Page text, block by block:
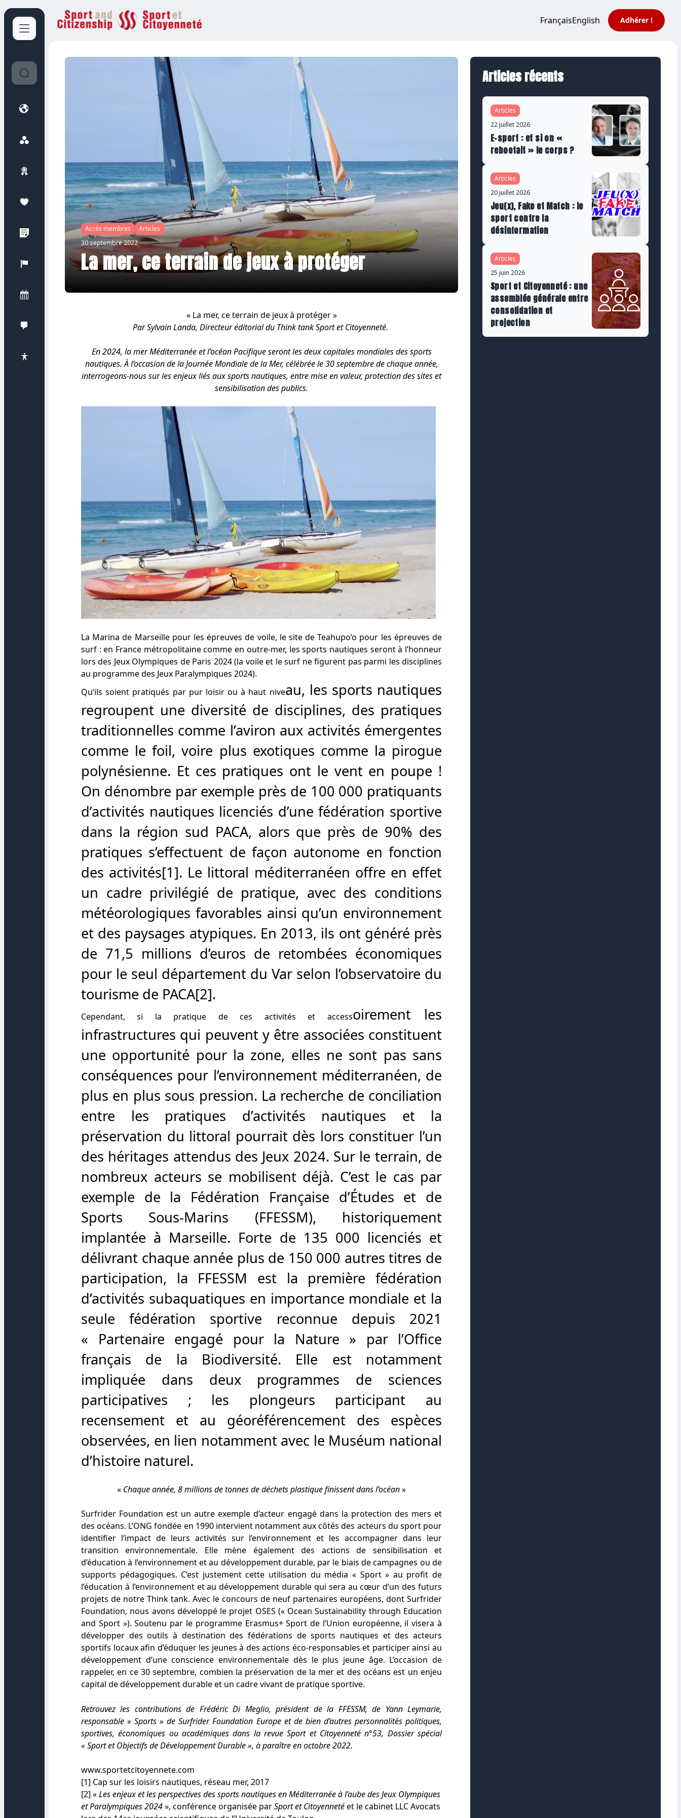
Sport et Citoyenneté FrançaisEnglish Adhérer !
Accès membres
Articles
30 septembre 2022
La mer, ce terrain de jeux à protéger
« La mer, ce terrain de jeux à protéger »
Par Sylvain Landa, Directeur éditorial du Think tank Sport et Citoyenneté.
En 2024, la mer Méditerranée et l’océan Pacifique seront les deux capitales mondiales des sports
nautiques. À l’occasion de la Journée Mondiale de la Mer, célébrée le 30 septembre de chaque année,
interrogeons-nous sur les enjeux liés aux sports nautiques, entre mise en valeur, protection des sites et
sensibilisation des publics.
La Marina de Marseille pour les épreuves de voile, le site de Teahupo’o pour les épreuves de
surf : en France métropolitaine comme en outre-mer, les sports nautiques seront à l’honneur
lors des Jeux Olympiques de Paris 2024 (la voile et le surf ne figurent pas parmi les disciplines
au programme des Jeux Paralympiques 2024).
Qu’ils soient pratiqués par pur loisir ou à haut niveau, les sports nautiques
regroupent une diversité de disciplines, des pratiques
traditionnelles comme l’aviron aux activités émergentes
comme le foil, voire plus exotiques comme la pirogue
polynésienne. Et ces pratiques ont le vent en poupe !
On dénombre par exemple près de 100 000 pratiquants
d’activités nautiques licenciés d’une fédération sportive
dans la région sud PACA, alors que près de 90% des
pratiques s’effectuent de façon autonome en fonction
des activités[1]. Le littoral méditerranéen offre en effet
un cadre privilégié de pratique, avec des conditions
météorologiques favorables ainsi qu’un environnement
et des paysages atypiques. En 2013, ils ont généré près
de 71,5 millions d’euros de retombées économiques
pour le seul département du Var selon l’observatoire du
tourisme de PACA[2].
Cependant, si la pratique de ces activités et accessoirement les
infrastructures qui peuvent y être associées constituent
une opportunité pour la zone, elles ne sont pas sans
conséquences pour l’environnement méditerranéen, de
plus en plus sous pression. La recherche de conciliation
entre les pratiques d’activités nautiques et la
préservation du littoral pourrait dès lors constituer l’un
des héritages attendus des Jeux 2024. Sur le terrain, de
nombreux acteurs se mobilisent déjà. C’est le cas par
exemple de la Fédération Française d’Études et de
Sports Sous-Marins (FFESSM), historiquement
implantée à Marseille. Forte de 135 000 licenciés et
délivrant chaque année plus de 150 000 autres titres de
participation, la FFESSM est la première fédération
d’activités subaquatiques en importance mondiale et la
seule fédération sportive reconnue depuis 2021
« Partenaire engagé pour la Nature » par l’Office
français de la Biodiversité. Elle est notamment
impliquée dans deux programmes de sciences
participatives ; les plongeurs participant au
recensement et au géoréférencement des espèces
observées, en lien notamment avec le Muséum national
d’histoire naturel.
« Chaque année, 8 millions de tonnes de déchets plastique finissent dans l’océan»
Surfrider Foundation est un autre exemple d’acteur engagé dans la protection des mers et
des océans. L’ONG fondée en 1990 intervient notamment aux côtés des acteurs du sport pour
identifier l’impact de leurs activités sur l’environnement et les accompagner dans leur
transition environnementale. Elle mène également des actions de sensibilisation et
d’éducation à l’environnement et au développement durable, par le biais de campagnes ou de
supports pédagogiques. C’est justement cette utilisation du média « Sport » au profit de
l’éducation à l’environnement et au développement durable qui sera au cœur d’un des futurs
projets de notre Think tank. Avec le concours de neuf partenaires européens, dont Surfrider
Foundation, nous avons développé le projet OSES (« Ocean Sustainability through Education
and Sport »). Soutenu par le programme Erasmus+ Sport de l’Union européenne, il visera à
développer des outils à destination des fédérations de sports nautiques et des acteurs
sportifs locaux afin d’éduquer les jeunes à des actions éco-responsables et participer ainsi au
développement d’une conscience environnementale dès le plus jeune âge. L’occasion de
rappeler, en ce 30 septembre, combien la préservation de la mer et des océans est un enjeu
capital de développement durable et un cadre vivant de pratique sportive.
Retrouvez les contributions de Frédéric Di Meglio, président de la FFESSM, de Yann Leymarie,
responsable « Sports » de Surfrider Foundation Europe et de bien d’autres personnalités politiques,
sportives, économiques ou académiques dans la revue Sport et Citoyenneté n°53, Dossier spécial
« Sport et Objectifs de Développement Durable », à paraître en octobre 2022.
www.sportetcitoyennete.com
[1] Cap sur les loisirs nautiques, réseau mer, 2017
[2] «Les enjeux et les perspectives des sports nautiques en Méditerranée à l’aube des Jeux Olympiques
et Paralympiques 2024», conférence organisée parSport et Citoyennetéet le cabinet LLC Avocats
Articles récents
Articles
22 juillet 2026
E-sport : et si on «
rebootait » le corps ?
Articles
20 juillet 2026
Jeu(x), Fake et Match : le
sport contre la
désinformation
Articles
25 juin 2026
Sport et Citoyenneté : une
assemblée générale entre
consolidation et
projection